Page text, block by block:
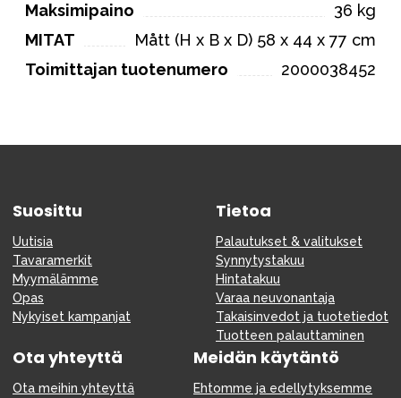
Maksimipaino
36 kg
MITAT
Mått (H x B x D) 58 x 44 x 77 cm
Toimittajan tuotenumero
2000038452
Suosittu
Uutisia
Tavaramerkit
Myymälämme
Opas
Nykyiset kampanjat
Tietoa
Palautukset & valitukset
Synnytystakuu
Hintatakuu
Varaa neuvonantaja
Takaisinvedot ja tuotetiedot
Tuotteen palauttaminen
Ota yhteyttä
Ota meihin yhteyttä
Meidän käytäntö
Ehtomme ja edellytyksemme